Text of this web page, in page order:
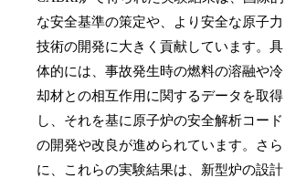
な安全基準の策定や、より安全な原子力
技術の開発に大きく貢献しています。具
体的には、事故発生時の燃料の溶融や冷
却材との相互作用に関するデータを取得
し、それを基に原子炉の安全解析コード
の開発や改良が進められています。さら
に、これらの実験結果は、新型炉の設計